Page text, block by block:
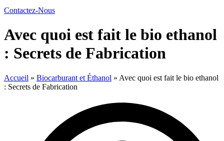
Contactez-Nous
Avec quoi est fait le bio ethanol
: Secrets de Fabrication
Accueil » Biocarburant et Éthanol » Avec quoi est fait le bio ethanol
: Secrets de Fabrication